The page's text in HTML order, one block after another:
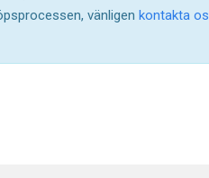
vänligen kontakta